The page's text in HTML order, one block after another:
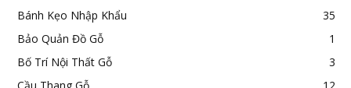
Bánh Kẹo Nhập Khẩu
35
Bảo Quản Đồ Gỗ
1
Bố Trí Nội Thất Gỗ
3